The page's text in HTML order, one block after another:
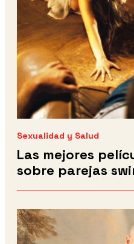
Sexualidad y Salud
Las mejores
sobre parejas